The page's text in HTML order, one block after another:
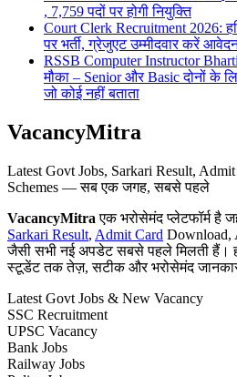
, 7,759 पदों पर होगी नियुक्ति
Court Clerk Recruitment 2026:
पर भर्ती, ग्रेजुएट उम्मीदवार करें
RSSB Computer Instructor
मौका – Senior और Basic दोनों के
जो कोई नहीं बताता
VacancyMitra
Latest Govt Jobs, Sarkari Result,
Schemes — सब एक जगह, सबसे पहले
VacancyMitra एक भरोसेमंद प्लेटफॉर्म है
Sarkari Result, Admit Card Download,
जैसी सभी नई अपडेट सबसे पहले मिलती हैं।
स्टूडेंट तक तेज़, सटीक और भरोसेमंद
Latest Govt Jobs & New Vacancy
SSC Recruitment
UPSC Vacancy
Bank Jobs
Railway Jobs